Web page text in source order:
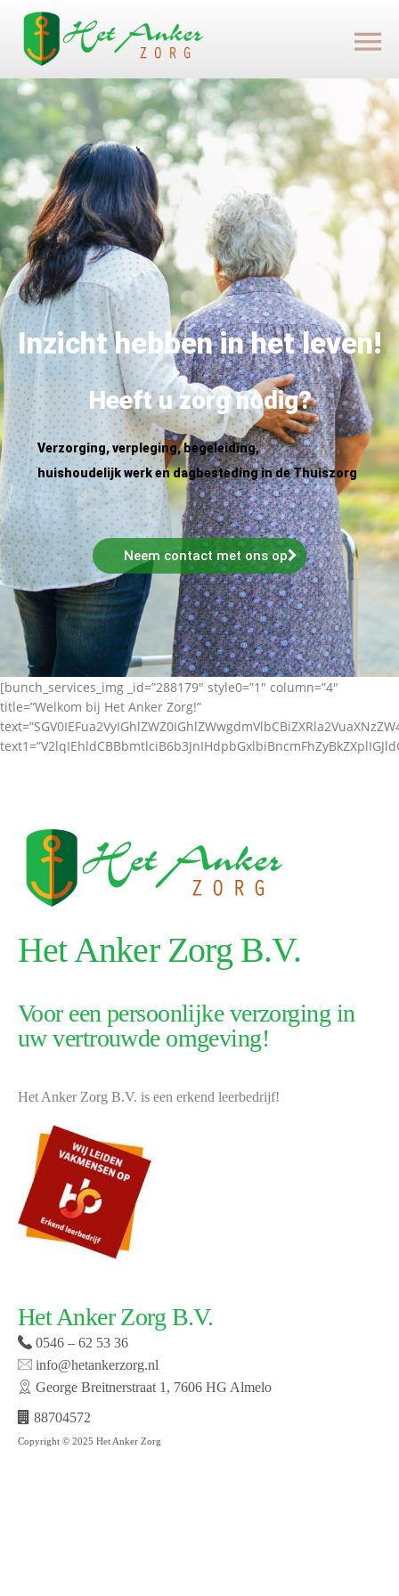
Inzicht hebben in het leven!
Heeft u zorg nodig?
Verzorging, verpleging, begeleiding,
huishoudelijk werk en dagbesteding in de Thuiszorg
Neem contact met ons op
[bunch_services_img _id=”288179″ style0=”1″ column=”4″
title=”Welkom bij Het Anker Zorg!”
Het Anker Zorg B.V.
Voor een persoonlijke verzorging in
uw vertrouwde omgeving!
Het Anker Zorg B.V. is een erkend leerbedrijf!
Het Anker Zorg B.V.
0546 – 62 53 36
info@hetankerzorg.nl
George Breitnerstraat 1, 7606 HG Almelo
88704572
Copyright © 2025 Het Anker Zorg